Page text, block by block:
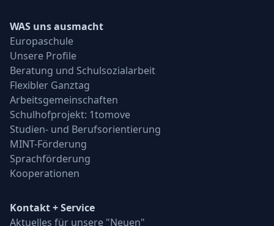
WAS uns ausmacht
Europaschule
Unsere Profile
Beratung und Schulsozialarbeit
Flexibler Ganztag
Arbeitsgemeinschaften
Schulhofprojekt: 1tomove
Studien- und Berufsorientierung
MINT-Förderung
Sprachförderung
Kooperationen
Kontakt + Service
Aktuelles für unsere "Neuen"